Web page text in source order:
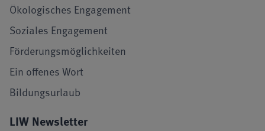
Ökologisches Engagement
Soziales Engagement
Förderungsmöglichkeiten
Ein offenes Wort
Bildungsurlaub
LIW Newsletter